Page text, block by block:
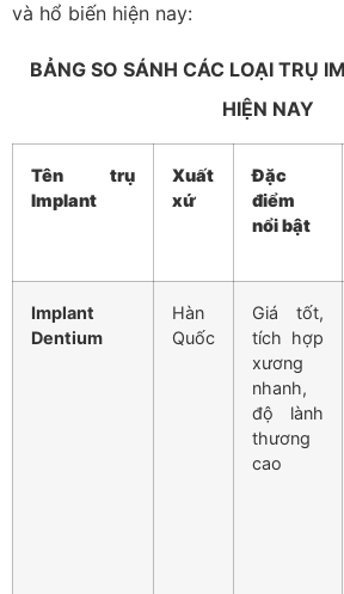
và hổ biến hiện nay:
BẢNG SO SÁNH CÁC LOẠI TRỤ
HIỆN NAY
Tên trụ
Implant
Xuất
xứ
Đặc
điểm
nổi bật
Implant
Dentium
Hàn
Quốc
Giá tốt,
tích hợp
xương
nhanh,
độ lành
thương
cao